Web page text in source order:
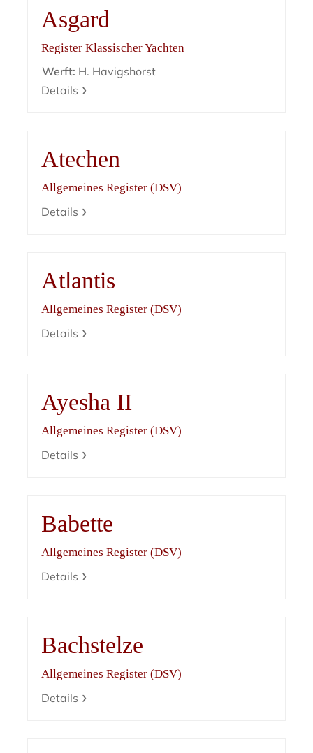
Asgard
Register Klassischer Yachten
Werft: H. Havigshorst
Details
Atechen
Allgemeines Register (DSV)
Details
Atlantis
Allgemeines Register (DSV)
Details
Ayesha II
Allgemeines Register (DSV)
Details
Babette
Allgemeines Register (DSV)
Details
Bachstelze
Allgemeines Register (DSV)
Details